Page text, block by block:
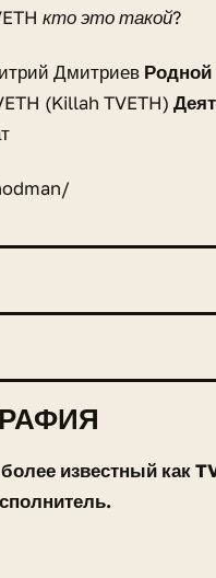
кто это такой?
Дмитриев Родной
(Killah TVETH)
известный как